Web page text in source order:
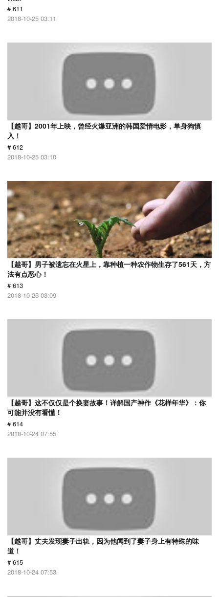
# 611
2018-10-25 03:11
【越哥】2001年上映，曾经火爆亚洲的韩国爱情电影，单身狗慎
入！
# 612
2018-10-25 03:10
【越哥】男子被遗忘在火星上，靠种植一种农作物生存了561天，方
法有点恶心！
# 613
2018-10-25 03:09
【越哥】这不仅仅是个换妻故事！详解国产神作《花样年华》：你
可能并没有看懂！
# 614
2018-10-24 07:55
【越哥】丈夫发现妻子出轨，因为他闻到了妻子身上有特殊的味
道！
# 615
2018-10-24 07:53